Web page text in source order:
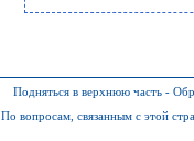
Подняться в верхнюю часть -
По вопросам, связанным с этой